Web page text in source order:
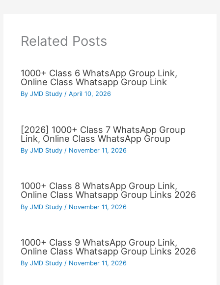
Related Posts
1000+ Class 6 WhatsApp Group Link,
Online Class Whatsapp Group Link
By JMD Study / April 10, 2026
[2026] 1000+ Class 7 WhatsApp Group
Link, Online Class WhatsApp Group
By JMD Study / November 11, 2026
1000+ Class 8 WhatsApp Group Link,
Online Class Whatsapp Group Links 2026
By JMD Study / November 11, 2026
1000+ Class 9 WhatsApp Group Link,
Online Class Whatsapp Group Links 2026
By JMD Study / November 11, 2026